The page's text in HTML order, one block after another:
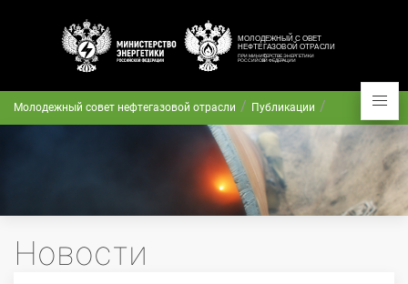
Молодежный совет нефтегазовой отрасли Публикации
Новости